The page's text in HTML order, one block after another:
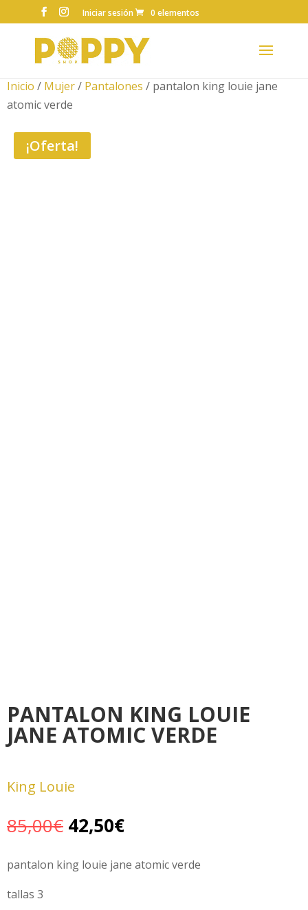
Iniciar sesión 0 elementos
Inicio / Mujer/ Pantalones / pantalon king louie jane
atomic verde
¡Oferta!
PANTALON KING LOUIE
JANE ATOMIC VERDE
King Louie
85,00€ El
precio
original
era:
42,50€El
actual
pantalon king louie jane atomic verde
tallas 3